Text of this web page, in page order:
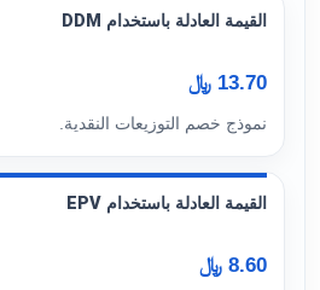
القيمة العادلة باستخدام DDM
13.70 ﷼
نموذج خصم التوزيعات النقدية.
القيمة العادلة باستخدام EPV
8.60 ﷼